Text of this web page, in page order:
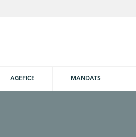
AGEFICE MANDATS